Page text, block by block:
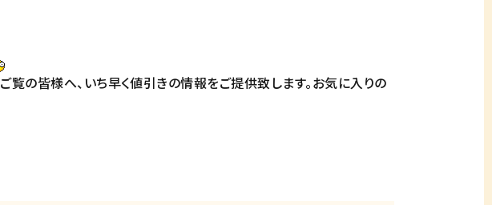
の皆様へ、いち早く値引きの情報をご提供致します。お気に入りの